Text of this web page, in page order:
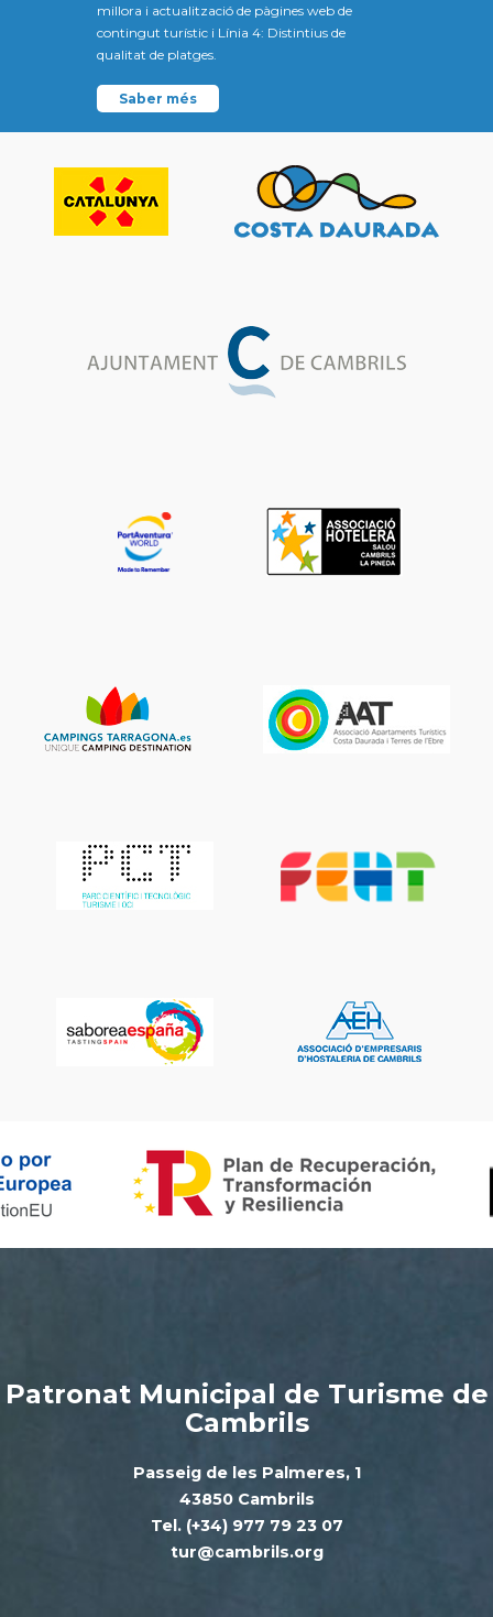
millora i actualització de pàgines web de
contingut turístic i Línia 4: Distintius de
qualitat de platges.
Saber més
Patronat Municipal de Turisme de
Cambrils
Passeig de les Palmeres, 1
43850 Cambrils
Tel. (+34) 977 79 23 07
tur@cambrils.org